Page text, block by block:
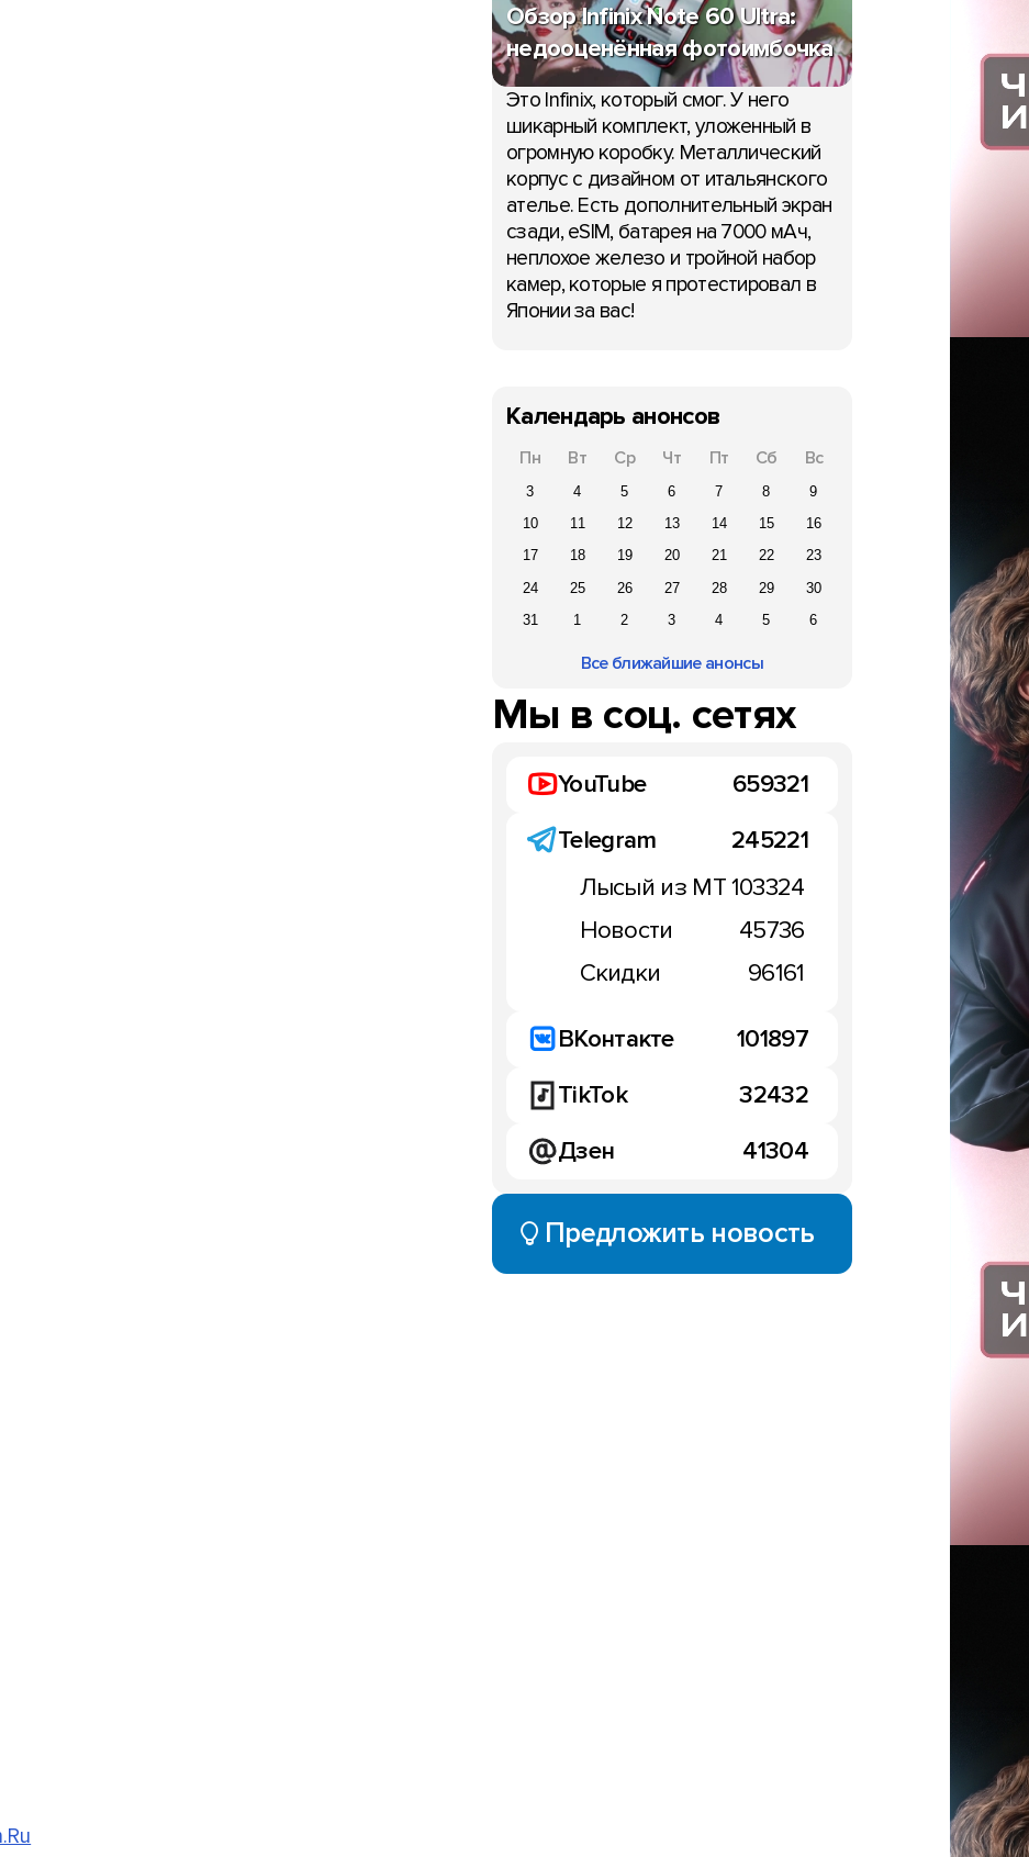
Обзор Infinix Note 60 Ultra:
недооценённая фотоимбочка
Это Infinix, который смог. У него
шикарный комплект, уложенный в
огромную коробку. Металлический
корпус с дизайном от итальянского
ателье. Есть дополнительный экран
сзади, eSIM, батарея на 7000 мАч,
неплохое железо и тройной набор
камер, которые я протестировал в
Японии за вас!
Календарь анонсов
Пн Вт Ср Чт Пт Сб Вс
3 4 5 6 7 8
9
10
11 12 13 14 15
16
17
18 19 20 21 22
23
24
25 26 27 28 29
30
31
1 2 3 4 5 6
Все ближайшие анонсы
Мы в соц. сетях
YouTube
659321
Telegram
245221
Лысый из МТ103324
Новости
45736
Скидки
96161
ВКонтакте
101897
TikTok
32432
Дзен
41304
Предложить новость